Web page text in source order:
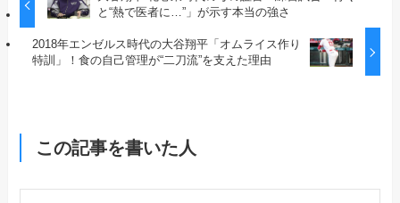
と“熱で医者に…”」が示す本当の強さ
2018年エンゼルス時代の大谷翔平「オムライス作り
特訓」！食の自己管理が“二刀流”を支えた理由
この記事を書いた人